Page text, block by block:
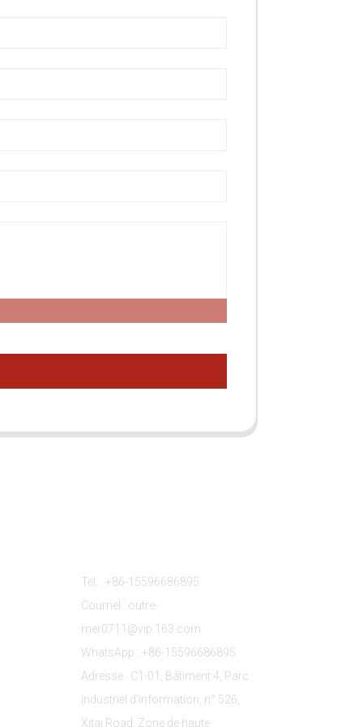
Tél. : +86-15596686895
Courriel : outre-
mer0711@vip.163.com
WhatsApp : +86-15596686895
Adresse : C1-01, Bâtiment 4, Parc
industriel d'information, n° 526,
Xitai Road, Zone de haute